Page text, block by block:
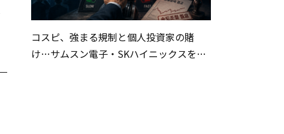
コスピ、強まる規制と個人投資家の賭
け…サムスン電子・SKハイニックスを巡